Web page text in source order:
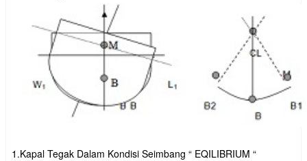
1.Kapal Tegak Dalam Kondisi Seimbang “ EQILIBRIUM “